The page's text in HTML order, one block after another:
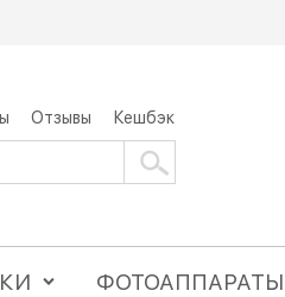
Отзывы Кешбэк
ФОТОАППАРАТЫ